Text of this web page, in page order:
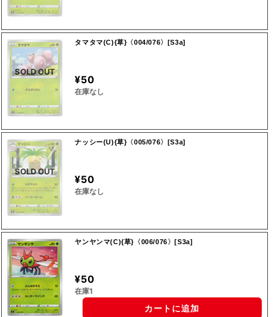
SOLD OUT
タマタマ(C){草}〈004/076〉[S3a]
¥50
在庫なし
SOLD OUT
ナッシー(U){草}〈005/076〉[S3a]
¥50
在庫なし
ヤンヤンマ(C){草}〈006/076〉[S3a]
¥50
在庫1
カートに追加